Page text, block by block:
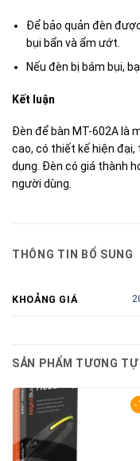
Để bảo quản đèn
bụi bẩn và ẩm ướt.
Nếu đèn bị bám bụi,
Kết luận
Đèn để bàn MT-602A là
cao, có thiết kế hiện đại,
dụng. Đèn có giá thành
người dùng.
THÔNG TIN BỔ SUNG
KHOẢNG GIÁ
SẢN PHẨM TƯƠNG TỰ
-